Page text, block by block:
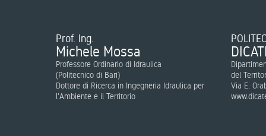
Prof. Ing.
Michele Mossa
Professore Ordinario di Idraulica
(Politecnico di Bari)
Dottore di Ricerca in Ingegneria Idraulica per
l'Ambiente e il Territorio
del
Via E.